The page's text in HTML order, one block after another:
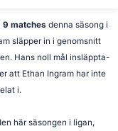
9 matches denna säsong i
släpper in i genomsnitt
Hans noll mål insläppta-
att Ethan Ingram har inte
i.
här säsongen i ligan,